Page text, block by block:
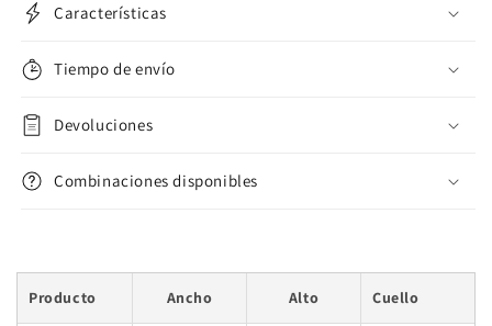
Características
Tiempo de envío
Devoluciones
Combinaciones disponibles
Producto Ancho Alto Cuello